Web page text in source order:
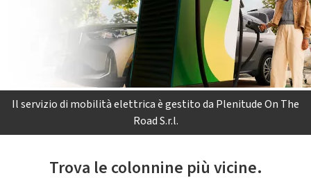
Il servizio di mobilità elettrica è gestito da Plenitude On The
Road S.r.l.
Trova le colonnine più vicine.